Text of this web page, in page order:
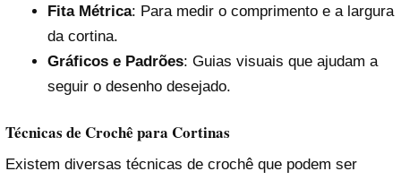
Fita Métrica: Para medir o comprimento e a largura
da cortina.
Gráficos e Padrões: Guias visuais que ajudam a
seguir o desenho desejado.
Técnicas de Crochê para Cortinas
Existem diversas técnicas de crochê que podem ser